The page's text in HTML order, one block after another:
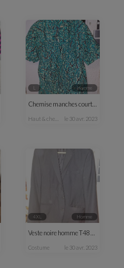
L homme
Chemise manches courtes H vert
haut & chemise le 30 avr. 2023
4XL homme
Veste noire homme T48 C&A
costume le 30 avr. 2023